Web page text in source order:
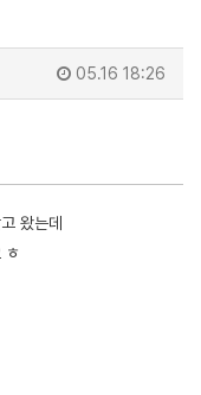
05.16 18:26
왔는데
ㅎ